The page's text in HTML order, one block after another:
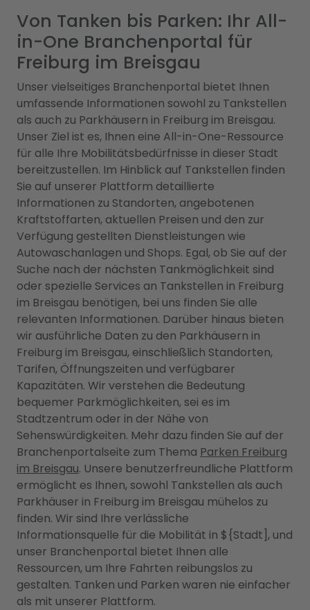
Von Tanken bis Parken: Ihr All-
in-One Branchenportal für
Freiburg im Breisgau
Unser vielseitiges Branchenportal bietet Ihnen
umfassende Informationen sowohl zu Tankstellen
als auch zu Parkhäusern in Freiburg im Breisgau.
Unser Ziel ist es, Ihnen eine All-in-One-Ressource
für alle Ihre Mobilitätsbedürfnisse in dieser Stadt
bereitzustellen. Im Hinblick auf Tankstellen finden
Sie auf unserer Plattform detaillierte
Informationen zu Standorten, angebotenen
Kraftstoffarten, aktuellen Preisen und den zur
Verfügung gestellten Dienstleistungen wie
Autowaschanlagen und Shops. Egal, ob Sie auf der
Suche nach der nächsten Tankmöglichkeit sind
oder spezielle Services an Tankstellen in Freiburg
im Breisgau benötigen, bei uns finden Sie alle
relevanten Informationen. Darüber hinaus bieten
wir ausführliche Daten zu den Parkhäusern in
Freiburg im Breisgau, einschließlich Standorten,
Tarifen, Öffnungszeiten und verfügbarer
Kapazitäten. Wir verstehen die Bedeutung
bequemer Parkmöglichkeiten, sei es im
Stadtzentrum oder in der Nähe von
Sehenswürdigkeiten. Mehr dazu finden Sie auf der
Branchenportalseite zum Thema Parken Freiburg
im Breisgau. Unsere benutzerfreundliche Plattform
ermöglicht es Ihnen, sowohl Tankstellen als auch
Parkhäuser in Freiburg im Breisgau mühelos zu
finden. Wir sind Ihre verlässliche
Informationsquelle für die Mobilität in ${Stadt], und
unser Branchenportal bietet Ihnen alle
Ressourcen, um Ihre Fahrten reibungslos zu
gestalten. Tanken und Parken waren nie einfacher
als mit unserer Plattform.